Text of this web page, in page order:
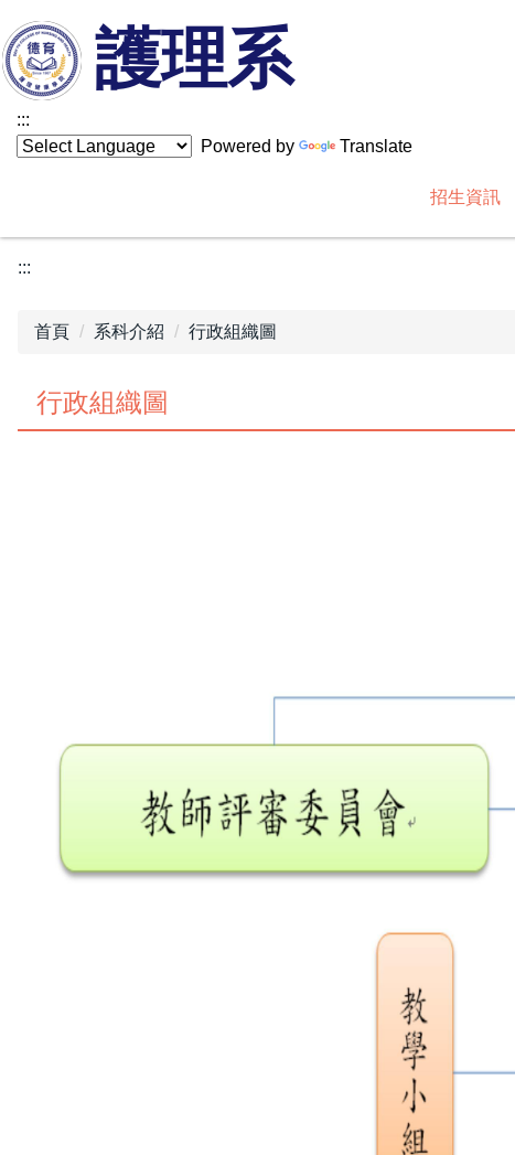
到
主
要
內
容
護理系
:::
Powered by
Translate
招生資訊
:::
首頁 系科介紹 行政組織圖
行政組織圖